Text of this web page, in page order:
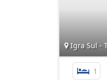
Igra Sul -
1